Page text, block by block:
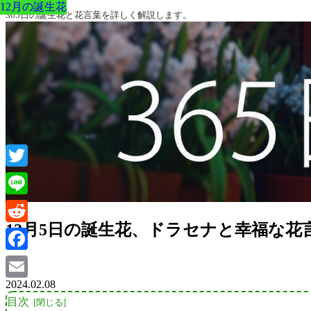
365日の誕生花と花言葉を詳しく解説します。
12月5日の誕生花、ドラセナと幸福な花
12月の誕生花
2024.02.08
目次
12月の誕生花
12月の誕生花
12月の誕生花
12月の誕生花
12月の誕生花
12月の誕生花
Twitter
Line
Reddit
Facebook
Email